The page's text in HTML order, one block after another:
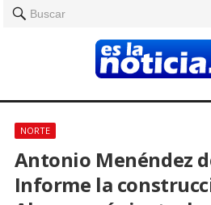
Buscar
NORTE
Antonio Menéndez
Informe la